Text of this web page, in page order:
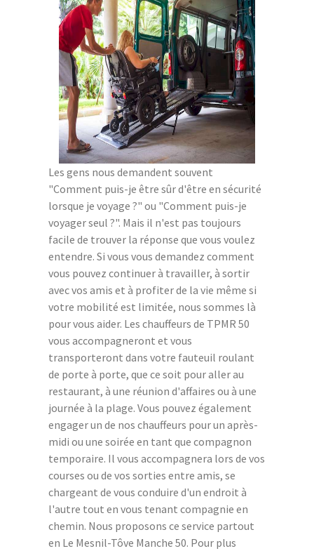
Les gens nous demandent souvent
"Comment puis-je être sûr d'être en sécurité
lorsque je voyage ?" ou "Comment puis-je
voyager seul ?". Mais il n'est pas toujours
facile de trouver la réponse que vous voulez
entendre. Si vous vous demandez comment
vous pouvez continuer à travailler, à sortir
avec vos amis et à profiter de la vie même si
votre mobilité est limitée, nous sommes là
pour vous aider. Les chauffeurs de TPMR 50
vous accompagneront et vous
transporteront dans votre fauteuil roulant
de porte à porte, que ce soit pour aller au
restaurant, à une réunion d'affaires ou à une
journée à la plage. Vous pouvez également
engager un de nos chauffeurs pour un après-
midi ou une soirée en tant que compagnon
temporaire. Il vous accompagnera lors de vos
courses ou de vos sorties entre amis, se
chargeant de vous conduire d'un endroit à
l'autre tout en vous tenant compagnie en
chemin. Nous proposons ce service partout
en Le Mesnil-Tôve Manche 50. Pour plus